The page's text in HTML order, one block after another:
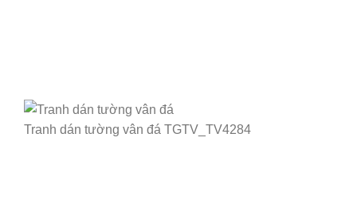
Tranh dán tường vân đá TGTV_TV4284